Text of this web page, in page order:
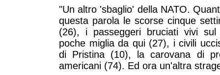
"Un altro 'sbaglio' della NATO.
questa parola le scorse cinque
(26), i passeggeri bruciati vivi
poche miglia da qui (27), i civili
di Pristina (10), la carovana di
americani (74). Ed ora un'altra